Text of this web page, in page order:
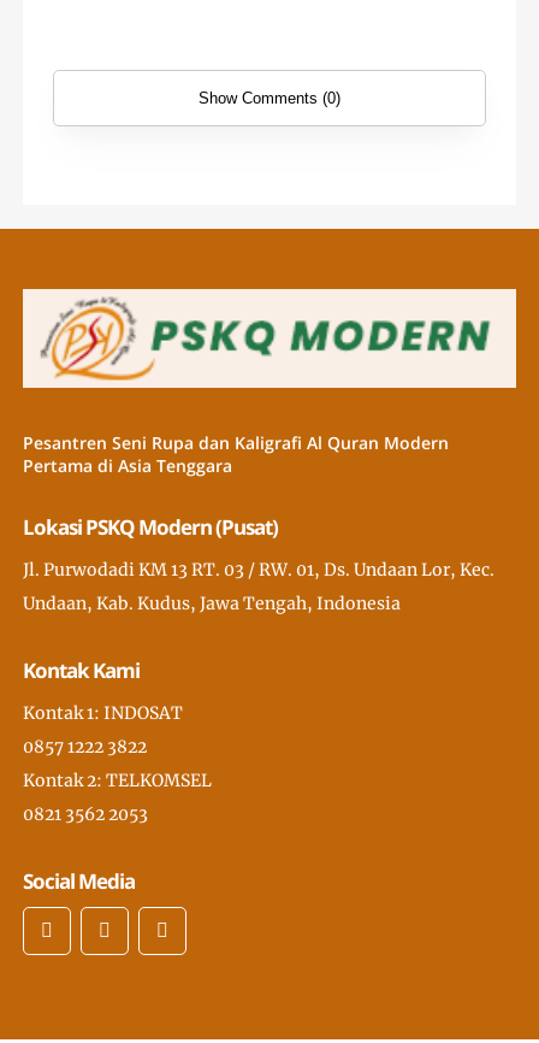
Show Comments (0)
Pesantren Seni Rupa dan Kaligrafi Al Quran Modern
Pertama di Asia Tenggara
Lokasi PSKQ Modern (Pusat)
Jl. Purwodadi KM 13 RT. 03 / RW. 01, Ds. Undaan Lor, Kec.
Undaan, Kab. Kudus, Jawa Tengah, Indonesia
Kontak Kami
Kontak 1: INDOSAT
0857 1222 3822
Kontak 2: TELKOMSEL
0821 3562 2053
Social Media